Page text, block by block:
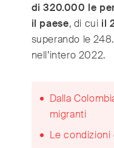
di 320.000 le
il paese, di cui il
superando le
nell’intero 2022.
Dalla
migranti
Le condizioni
Mexico (Español)
Myanmar
Netherlands
South Africa
South East Asia
South Korea (한